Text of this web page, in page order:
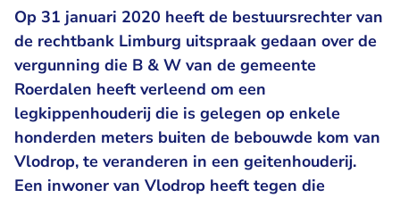
Op 31 januari 2020 heeft de bestuursrechter van
de rechtbank Limburg uitspraak gedaan over de
vergunning die B & W van de gemeente
Roerdalen heeft verleend om een
legkippenhouderij die is gelegen op enkele
honderden meters buiten de bebouwde kom van
Vlodrop, te veranderen in een geitenhouderij.
Een inwoner van Vlodrop heeft tegen die